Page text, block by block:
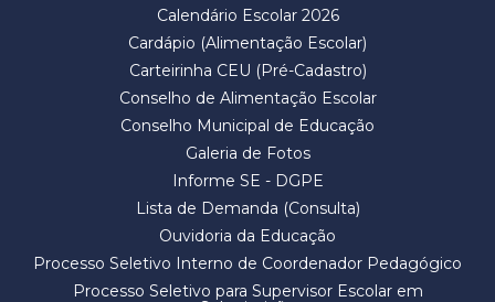
Calendário Escolar 2026
Cardápio (Alimentação Escolar)
Carteirinha CEU (Pré-Cadastro)
Conselho de Alimentação Escolar
Conselho Municipal de Educação
Galeria de Fotos
Informe SE - DGPE
Lista de Demanda (Consulta)
Ouvidoria da Educação
Processo Seletivo Interno de Coordenador Pedagógico
Processo Seletivo para Supervisor Escolar em